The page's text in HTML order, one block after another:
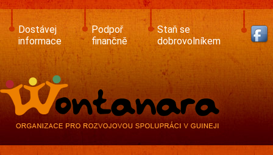
Skip
main
content
Dostávej
informace
Podpoř
finančně
Staň se
dobrovolníkem